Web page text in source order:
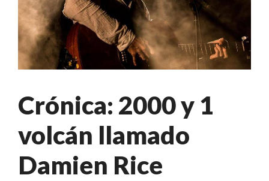
Crónica: 2000 y 1
volcán llamado
Damien Rice